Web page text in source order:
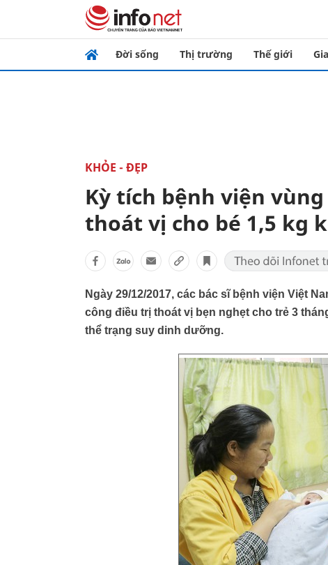
Đời sống Thị trường Thế giới
KHỎE - ĐẸP
Kỳ tích bệnh viện
thoát vị cho bé 1,5 kg
Ngày 29/12/2017, các bác sĩ bệnh viện Việt
công điều trị thoát vị bẹn nghẹt cho trẻ 3
thể trạng suy dinh dưỡng.